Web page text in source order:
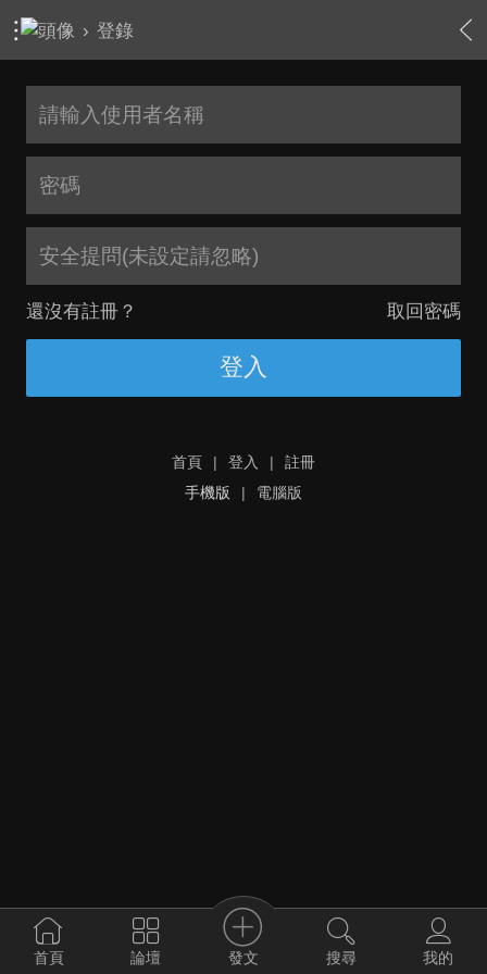
› 登錄
安全提問(未設定請忽略)
還沒有註冊？ 取回密碼
登入
首頁 | 登入 |
註冊
手機版
| 電腦版
首頁 論壇 發文 搜尋 我的